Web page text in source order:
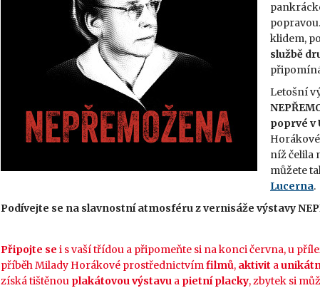
klidem,
službě
Letošní
poprvé v
níž čelila
můžete
Lucerna.
Podívejte se na slavnostní atmosféru z vernisáže výstavy
Připojte se i s vaší třídou a připomeňte si na konci června, u
příběh Milady Horákové prostřednictvímfilmů, aktivit a
získá tištěnou plakátovou výstavu a pietní placky, zbytek si